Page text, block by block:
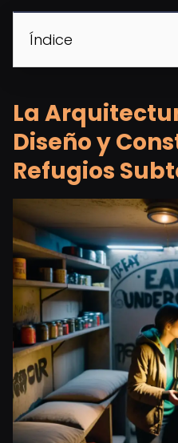
Índice
La
Diseño y
Refugios